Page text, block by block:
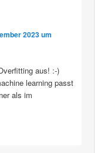
2023 um
aus! :-)
learning passt
als im